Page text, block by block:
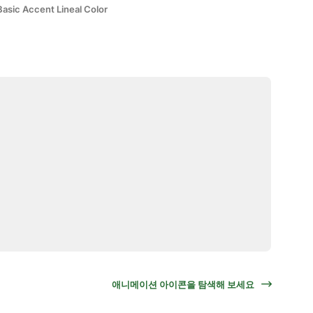
Accent Lineal Color
애니메이션 아이콘을 탐색해 보세요